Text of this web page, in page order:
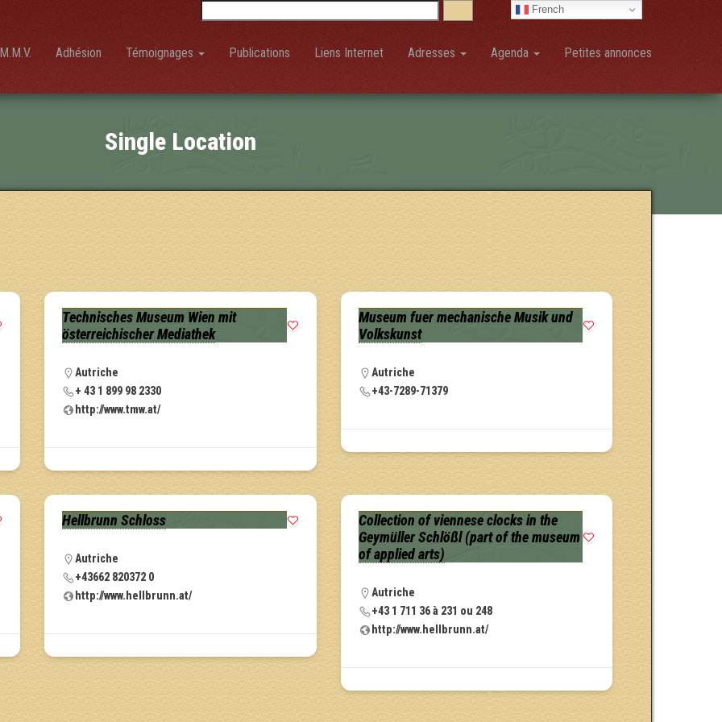
French
Adhésion Témoignages Publications Liens Internet Adresses Agenda Petites annonces
Single Location
Technisches Museum Wien mit
österreichischer Mediathek
Autriche
+ 43 1 899 98 2330
http://www.tmw.at/
Museum fuer mechanische Musik und
Volkskunst
Autriche
+43-7289-71379
Hellbrunn Schloss
Autriche
+43662 820372 0
http://www.hellbrunn.at/
Collection of viennese clocks in the
Geymüller Schlößl (part of the museum
of applied arts)
Autriche
+43 1 711 36 à 231 ou 248
http://www.hellbrunn.at/